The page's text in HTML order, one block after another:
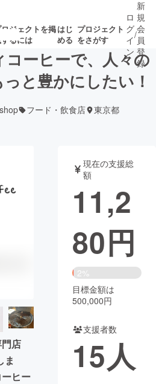
ジェクトを掲
るには
はじ
める
プロジェクト
をさがす
募集終了が近いプ
ロジェクト
もうすぐ公開
されます
音楽
ジェット ゲーム・
書籍・雑誌
チャレンジ
Good CAMPFIRE Creation
納税
コミュニティ
ロ
グ
イ
ン
/
新
規
会
員
登
録
ーヒーで、人々の
と豊かにしたい！
フード・飲食店 東京都
店
ま
ヒー
現在の支援総
額
11,2
80円
2%
目標金額は
500,000円
支援者数
15人